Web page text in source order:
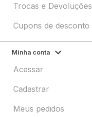
Trocas e Devoluções
Cupons de desconto
Minha conta
Acessar
Cadastrar
Meus pedidos